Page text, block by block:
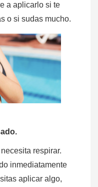
a aplicarlo si te
o si sudas mucho.
respirar.
inmediatamente
aplicar algo,